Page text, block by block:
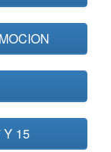
Y 15